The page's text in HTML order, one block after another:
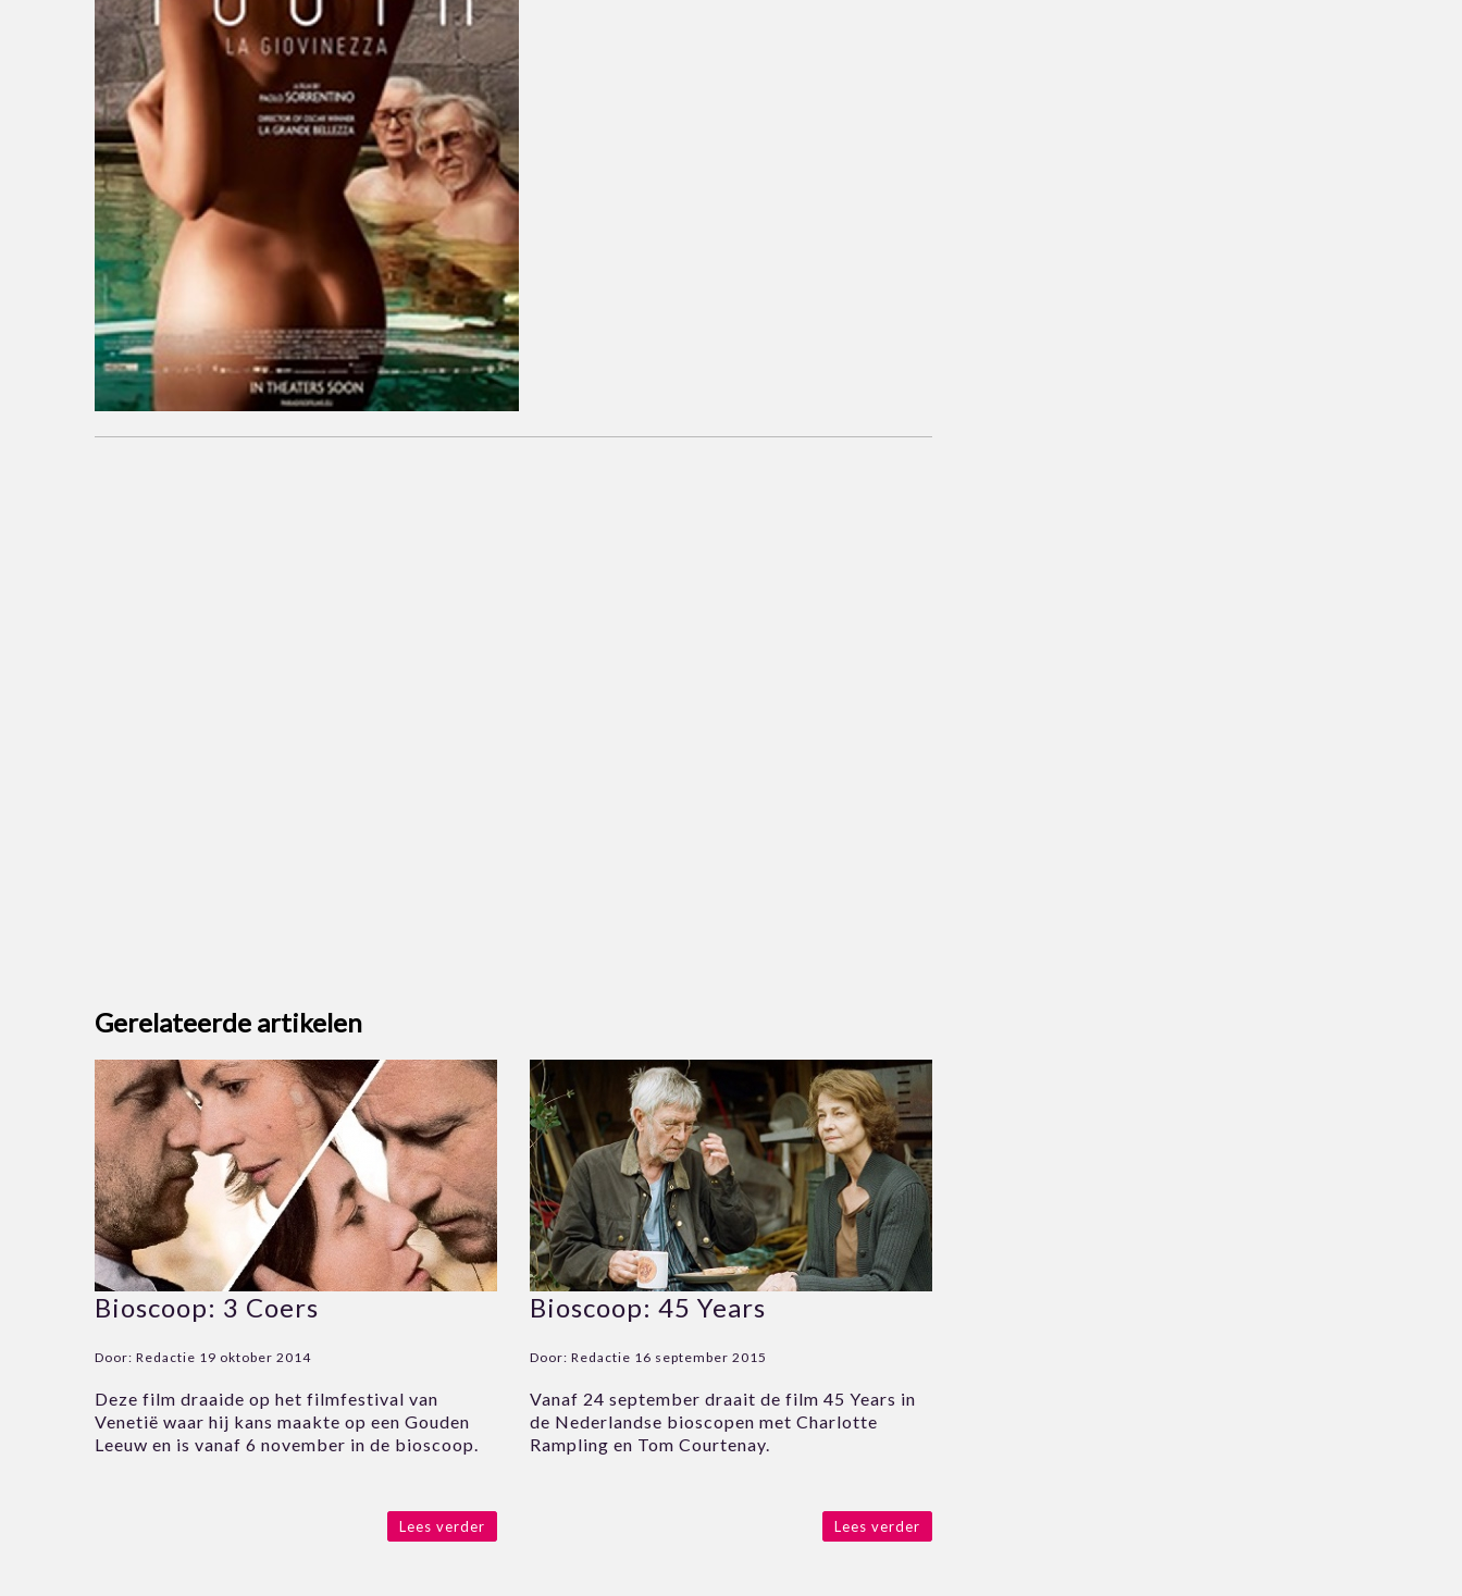
Gerelateerde artikelen
Bioscoop: 3 Coers
Door: Redactie 19 oktober 2014
Deze film draaide op het filmfestival van
Venetië waar hij kans maakte op een Gouden
Leeuw en is vanaf 6 november in de bioscoop.
Lees verder
Bioscoop: 45 Years
Door: Redactie 16 september 2015
Vanaf 24 september draait de film 45 Years in
de Nederlandse bioscopen met Charlotte
Rampling en Tom Courtenay.
Lees verder